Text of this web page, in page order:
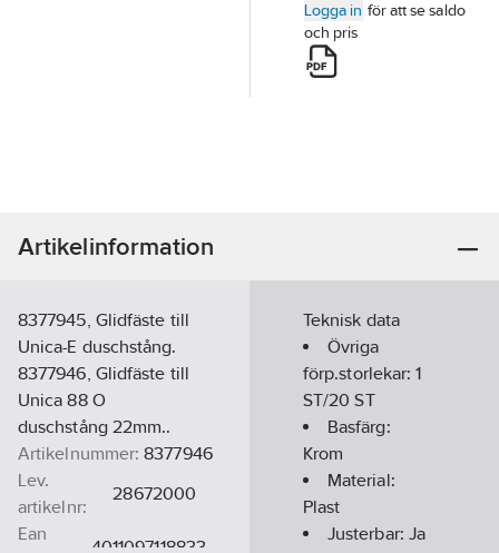
Logga in för att se saldo
och pris
Artikelinformation
8377945, Glidfäste till
Unica-E duschstång.
8377946, Glidfäste till
Unica 88 O
duschstång 22mm..
Artikelnummer: 8377946
Lev.
artikelnr:
28672000
Ean
4011097118833
Teknisk data
Övriga
förp.storlekar:1
ST/20 ST
Basfärg:
Krom
Material:
Plast
Justerbar: Ja